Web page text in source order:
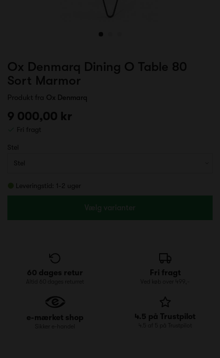
Ox Denmarq Dining O Table 80
Sort Marmor
Produkt fra Ox Denmarq
9 000,00 kr
Fri fragt
Stel
Leveringstid: 1-2 uger
Vælg varianter
60 dages retur
Altid 60 dages returret
Fri fragt
Ved køb over 499,-
e-mærket shop
Sikker e-handel
4.5 på Trustpilot
4.5 af 5 på Trustpilot